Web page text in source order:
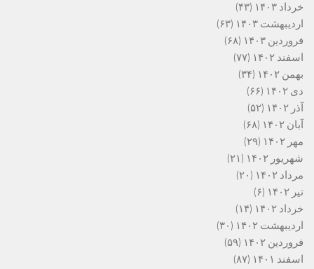
خرداد ۱۴۰۳
(۴۳)
اردیبهشت ۱۴۰۳
(۶۳)
فروردین ۱۴۰۳
(۶۸)
اسفند ۱۴۰۲
(۷۷)
بهمن ۱۴۰۲
(۳۴)
دی ۱۴۰۲
(۶۶)
آذر ۱۴۰۲
(۵۲)
آبان ۱۴۰۲
(۶۸)
مهر ۱۴۰۲
(۲۹)
شهریور ۱۴۰۲
(۲۱)
مرداد ۱۴۰۲
(۲۰)
تیر ۱۴۰۲
(۶)
خرداد ۱۴۰۲
(۱۴)
اردیبهشت ۱۴۰۲
(۳۰)
فروردین ۱۴۰۲
(۵۹)
اسفند ۱۴۰۱
(۸۷)